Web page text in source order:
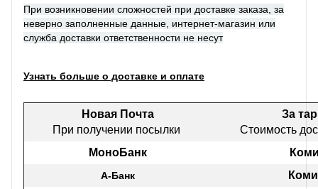
При возникновении сложностей при доставке заказа, за
неверно заполненные данные, интернет-магазин или
служба доставки ответственности не несут
Узнать больше о доставке и оплате
Новая Почта
При получении посылки
За
Стоимость
МоноБанк
А-Банк